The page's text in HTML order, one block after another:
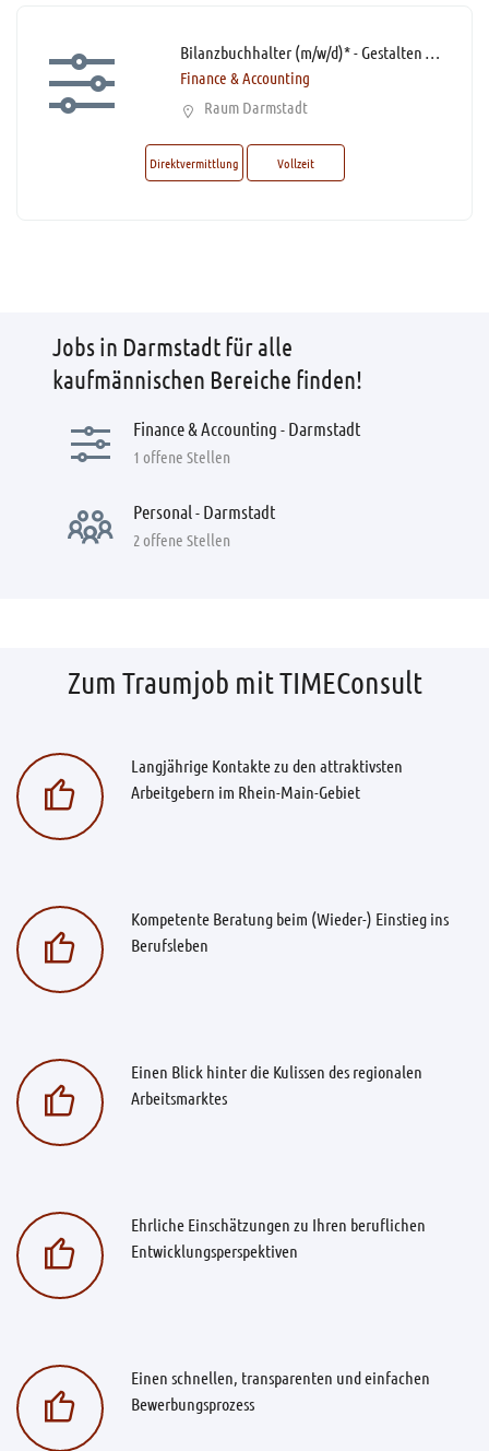
Jobs in Darmstadt für alle
kaufmännischen Bereiche finden!
Finance & Accounting - Darmstadt
1 offene Stellen
Personal - Darmstadt
2 offene Stellen
Bilanzbuchhalter (m/w/d)* - Gestalten Sie die Zukunft der Mobilität!
Finance & Accounting
Raum Darmstadt
Direktvermittlung Vollzeit
Zum Traumjob mit TIMEConsult
Langjährige Kontakte zu den attraktivsten
Arbeitgebern im Rhein-Main-Gebiet
Kompetente Beratung beim (Wieder-) Einstieg ins
Berufsleben
Einen Blick hinter die Kulissen des regionalen
Arbeitsmarktes
Ehrliche Einschätzungen zu Ihren beruflichen
Entwicklungsperspektiven
Einen schnellen, transparenten und einfachen
Bewerbungsprozess